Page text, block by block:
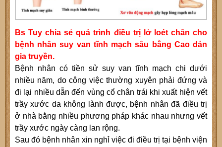
Bs Tuy chia sẻ quá trình điều trị lở loét chân cho
bệnh nhân suy van tĩnh mạch sâu bằng Cao dán
gia truyền.
Bệnh nhân có tiền sử suy van tĩnh mạch chi dưới
nhiều năm, do công việc thường xuyên phải đứng và
đi lại nhiều dẫn đến vùng cổ chân trái khi xuất hiện vết
trầy xước da không lành được, bệnh nhân đã điều trị
ở nhà bằng nhiều phương pháp khác nhau nhưng vết
trầy xước ngày càng lan rộng.
Sau đó bệnh nhân xin nghỉ việc đi điều trị tại bệnh viện